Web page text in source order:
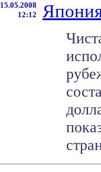
15.05.2008
12:12